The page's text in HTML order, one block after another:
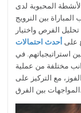
المحبوبة لدى
بين النرويج
تحليل الفرص واختيار
على أحدث احتمالات
استراتيجياتهم. في
مختلفة من عملية
مع التركيز على
المواجهات بين الفرق.